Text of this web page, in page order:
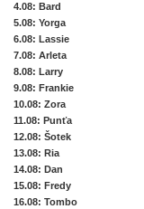
4.08: Bard
5.08: Yorga
6.08: Lassie
7.08: Arleta
8.08: Larry
9.08: Frankie
10.08: Zora
11.08: Punťa
12.08: Šotek
13.08: Ria
14.08: Dan
15.08: Fredy
16.08: Tombo